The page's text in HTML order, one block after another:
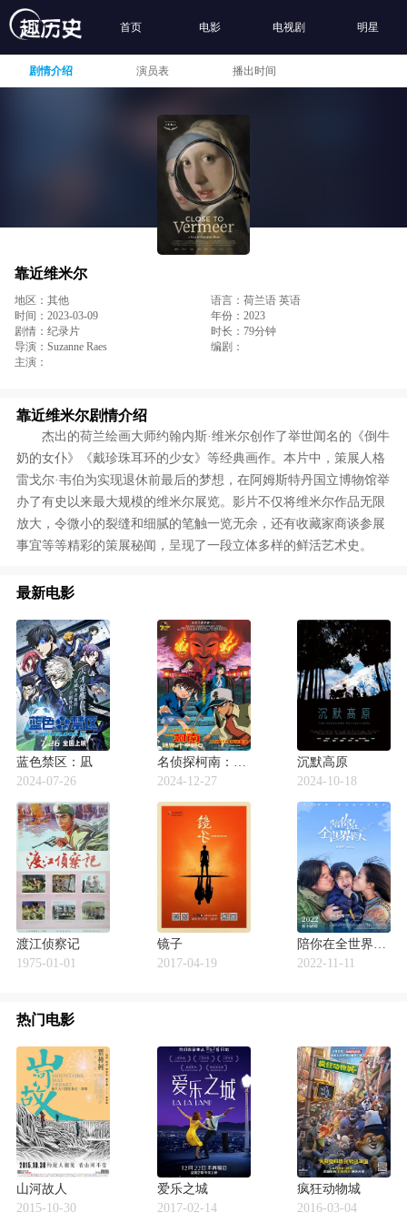
首页 电影 电视剧 明星
剧情介绍 演员表 播出时间
靠近维米尔
地区：其他
语言：荷兰语 英语
时间：2023-03-09
年份：2023
剧情：纪录片
时长：79分钟
导演：Suzanne Raes
编剧：
主演：
靠近维米尔剧情介绍
杰出的荷兰绘画大师约翰内斯·维米尔创作了举世闻名的《倒牛
奶的女仆》《戴珍珠耳环的少女》等经典画作。本片中，策展人格
雷戈尔·韦伯为实现退休前最后的梦想，在阿姆斯特丹国立博物馆举
办了有史以来最大规模的维米尔展览。影片不仅将维米尔作品无限
放大，令微小的裂缝和细腻的笔触一览无余，还有收藏家商谈参展
事宜等等精彩的策展秘闻，呈现了一段立体多样的鲜活艺术史。
最新电影
蓝色禁区：凪
2024-07-26
名侦探柯南：迷宫的十字路口
2024-12-27
沉默高原
2024-10-18
渡江侦察记
1975-01-01
镜子
2017-04-19
陪你在全世界长大
2022-11-11
热门电影
山河故人
2015-10-30
爱乐之城
2017-02-14
疯狂动物城
2016-03-04